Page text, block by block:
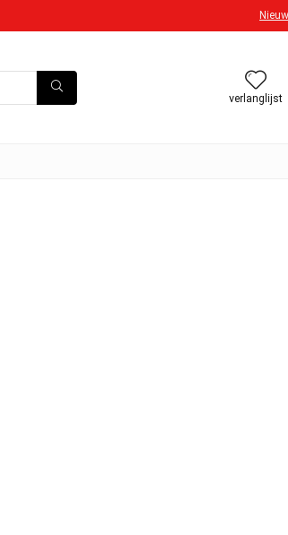
verlanglijst